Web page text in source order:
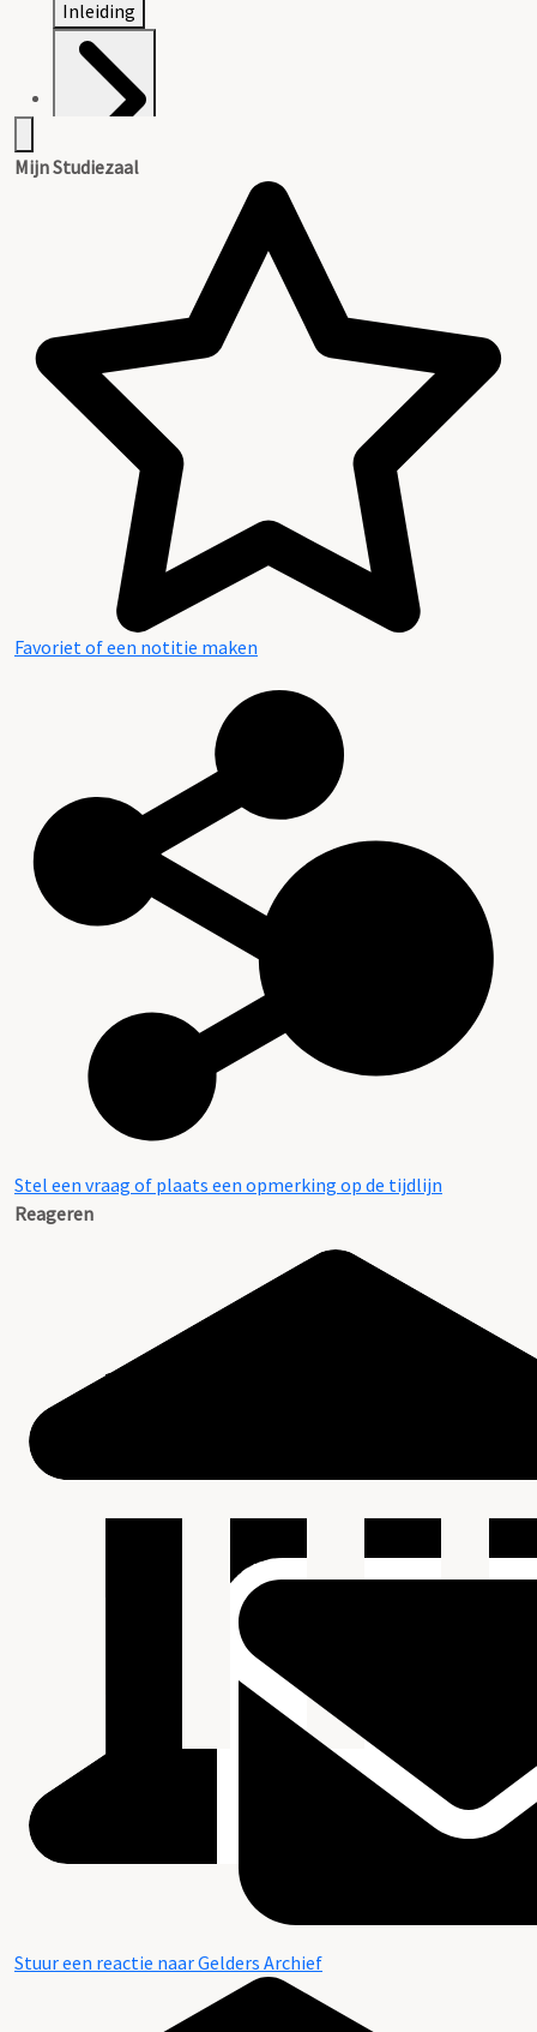
Inleiding
Inventaris
Mijn Studiezaal
Favoriet of een notitie maken
Stel een vraag of plaats een opmerking op de tijdlijn
Reageren
Stuur een reactie naar Gelders Archief